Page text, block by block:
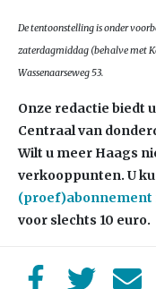
De tentoonstelling is onder
zaterdagmiddag (behalve met
Wassenaarseweg 53.
Onze redactie biedt
Centraal van
Wilt u meer Haags
verkooppunten. U
(proef)abonnement
voor slechts 10 euro.